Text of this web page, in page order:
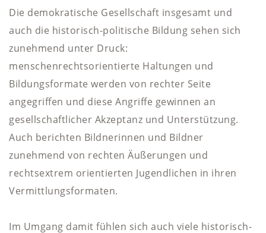
Die demokratische Gesellschaft insgesamt und
auch die historisch-politische Bildung sehen sich
zunehmend unter Druck:
menschenrechtsorientierte Haltungen und
Bildungsformate werden von rechter Seite
angegriffen und diese Angriffe gewinnen an
gesellschaftlicher Akzeptanz und Unterstützung.
Auch berichten Bildnerinnen und Bildner
zunehmend von rechten Äußerungen und
rechtsextrem orientierten Jugendlichen in ihren
Vermittlungsformaten.
Im Umgang damit fühlen sich auch viele historisch-